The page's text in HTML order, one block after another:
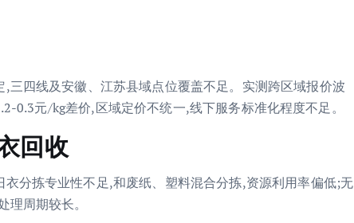
三四线及安徽、江苏县域点位覆盖不足。实测跨区域报价波
0.3元/kg差价,区域定价不统一,线下服务标准化程度不足。
回收
分拣专业性不足,和废纸、塑料混合分拣,资源利用率偏低;无
周期较长。